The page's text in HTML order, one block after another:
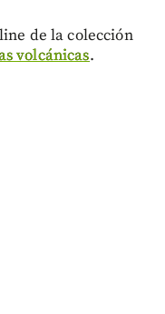
de la colección
volcánicas.